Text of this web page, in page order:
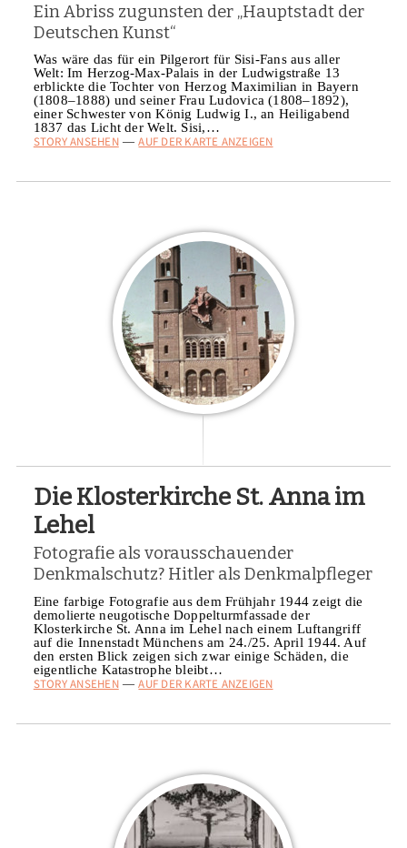
Ein Abriss zugunsten der „Hauptstadt der
Deutschen Kunst“
Was wäre das für ein Pilgerort für Sisi-Fans aus aller
Welt: Im Herzog-Max-Palais in der Ludwigstraße 13
erblickte die Tochter von Herzog Maximilian in Bayern
(1808–1888) und seiner Frau Ludovica (1808–1892),
einer Schwester von König Ludwig I., an Heiligabend
1837 das Licht der Welt. Sisi,…
STORY ANSEHEN — AUF DER KARTE ANZEIGEN
Die Klosterkirche St. Anna im
Lehel
Fotografie als vorausschauender
Denkmalschutz? Hitler als Denkmalpfleger
Eine farbige Fotografie aus dem Frühjahr 1944 zeigt die
demolierte neugotische Doppelturmfassade der
Klosterkirche St. Anna im Lehel nach einem Luftangriff
auf die Innenstadt Münchens am 24./25. April 1944. Auf
den ersten Blick zeigen sich zwar einige Schäden, die
eigentliche Katastrophe bleibt…
STORY ANSEHEN — AUF DER KARTE ANZEIGEN